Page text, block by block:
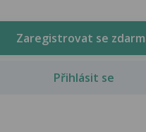
Zaregistrovat se
Přihlásit se